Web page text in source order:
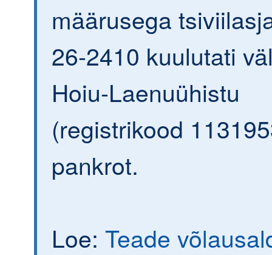
määrusega
26-2410 kuulutati
Hoiu-Laenuühistu
(registrikood
pankrot.
Loe: Teade